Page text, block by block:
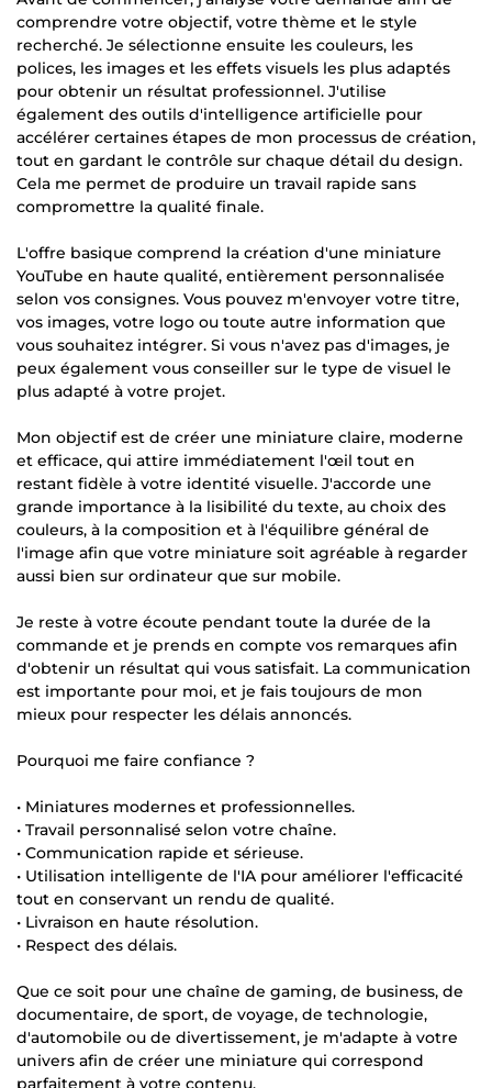
comprendre votre objectif, votre thème et le style
recherché. Je sélectionne ensuite les couleurs, les
polices, les images et les effets visuels les plus adaptés
pour obtenir un résultat professionnel. J'utilise
également des outils d'intelligence artificielle pour
accélérer certaines étapes de mon processus de création,
tout en gardant le contrôle sur chaque détail du design.
Cela me permet de produire un travail rapide sans
compromettre la qualité finale.
L'offre basique comprend la création d'une miniature
YouTube en haute qualité, entièrement personnalisée
selon vos consignes. Vous pouvez m'envoyer votre titre,
vos images, votre logo ou toute autre information que
vous souhaitez intégrer. Si vous n'avez pas d'images, je
peux également vous conseiller sur le type de visuel le
plus adapté à votre projet.
Mon objectif est de créer une miniature claire, moderne
et efficace, qui attire immédiatement l'œil tout en
restant fidèle à votre identité visuelle. J'accorde une
grande importance à la lisibilité du texte, au choix des
couleurs, à la composition et à l'équilibre général de
l'image afin que votre miniature soit agréable à regarder
aussi bien sur ordinateur que sur mobile.
Je reste à votre écoute pendant toute la durée de la
commande et je prends en compte vos remarques afin
d'obtenir un résultat qui vous satisfait. La communication
est importante pour moi, et je fais toujours de mon
mieux pour respecter les délais annoncés.
Pourquoi me faire confiance ?
• Miniatures modernes et professionnelles.
• Travail personnalisé selon votre chaîne.
• Communication rapide et sérieuse.
• Utilisation intelligente de l'IA pour améliorer l'efficacité
tout en conservant un rendu de qualité.
• Livraison en haute résolution.
• Respect des délais.
Que ce soit pour une chaîne de gaming, de business, de
documentaire, de sport, de voyage, de technologie,
d'automobile ou de divertissement, je m'adapte à votre
univers afin de créer une miniature qui correspond
parfaitement à votre contenu.